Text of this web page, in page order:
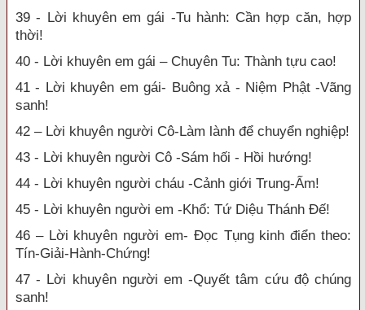
39 - Lời khuyên em gái -Tu hành: Cần hợp căn, hợp
thời!
40 - Lời khuyên em gái – Chuyên Tu: Thành tựu cao!
41 - Lời khuyên em gái- Buông xả - Niệm Phật -Vãng
sanh!
42 – Lời khuyên người Cô-Làm lành để chuyển nghiệp!
43 - Lời khuyên người Cô -Sám hối - Hồi hướng!
44 - Lời khuyên người cháu -Cảnh giới Trung-Ấm!
45 - Lời khuyên người em -Khổ: Tứ Diệu Thánh Đế!
46 – Lời khuyên người em- Đọc Tụng kinh điển theo:
Tín-Giải-Hành-Chứng!
47 - Lời khuyên người em -Quyết tâm cứu độ chúng
sanh!